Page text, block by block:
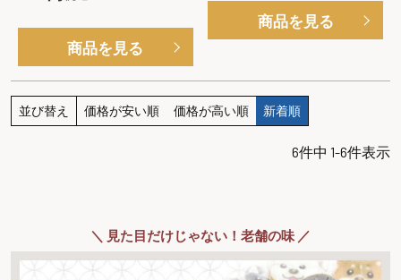
商品を見る
商品を見る
並び替え 価格が安い順 価格が高い順 新着順
6件中 1-6件表示
＼ 見た目だけじゃない！老舗の味 ／